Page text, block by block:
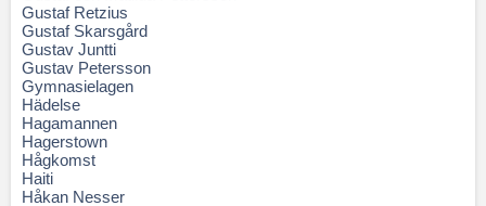
Gustaf Retzius
Gustaf Skarsgård
Gustav Juntti
Gustav Petersson
Gymnasielagen
Hädelse
Hagamannen
Hagerstown
Hågkomst
Haiti
Håkan Nesser